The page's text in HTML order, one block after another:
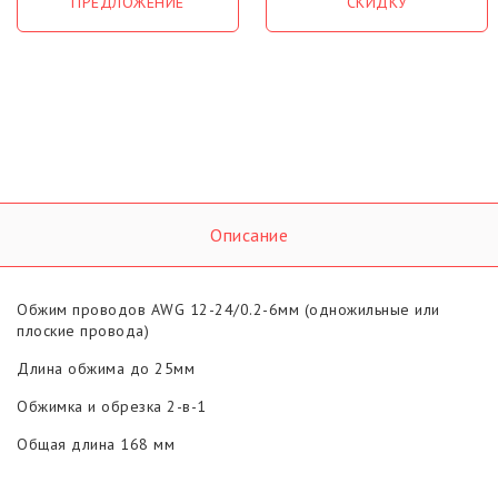
Описание
Обжим проводов AWG 12-24/0.2-6мм (одножильные или
плоские провода)
Длина обжима до 25мм
Обжимка и обрезка 2-в-1
Общая длина 168 мм